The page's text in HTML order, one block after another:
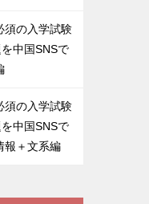
須の入学試験
中国SNSで
須の入学試験
中国SNSで
報＋文系編